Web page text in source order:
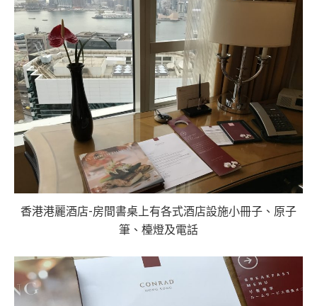
香港港麗酒店-房間書桌上有各式酒店設施小冊子、原子
筆、檯燈及電話